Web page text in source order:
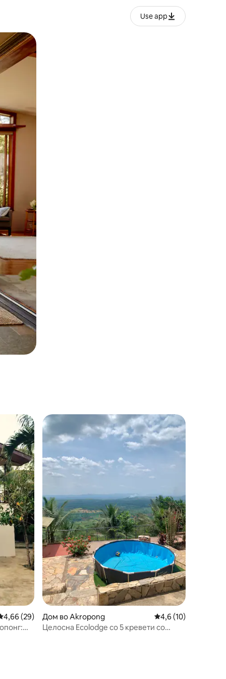
Use app
или со лизгање.
оцена: 4,66 од 5, 29 рецензии
4,66 (29)
Дом во Akropong Просечна оцена:
4,6 (10)
Целосна Ecolodge со 5 кревети со